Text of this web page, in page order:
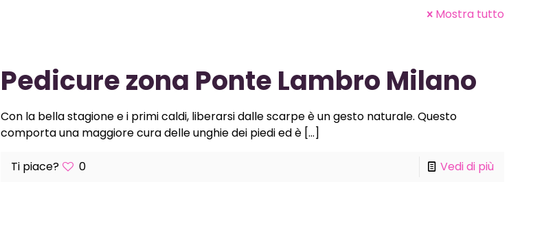
Mostra tutto
Pedicure zona Ponte Lambro Milano
Con la bella stagione e i primi caldi, liberarsi dalle scarpe è un gesto naturale. Questo
comporta una maggiore cura delle unghie dei piedi ed è[…]
Ti piace? 0 Vedi di più